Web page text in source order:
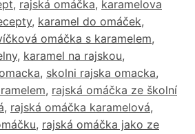
, rajská omáčka, karamelova
, karamel do omáček,
omáčka s karamelem,
, karamel na rajskou,
, skolni rajska omacka,
, rajská omáčka ze školní
, rajská omáčka karamelová,
, rajská omáčka jako ze